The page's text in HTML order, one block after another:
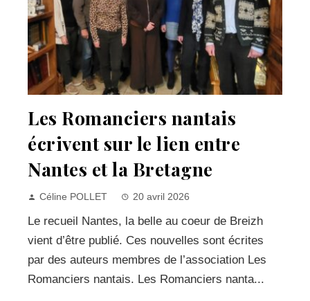
Les Romanciers nantais
écrivent sur le lien entre
Nantes et la Bretagne
Céline POLLET 20 avril 2026
Le recueil Nantes, la belle au coeur de Breizh
vient d’être publié. Ces nouvelles sont écrites
par des auteurs membres de l’association Les
Romanciers nantais. Les Romanciers nanta...